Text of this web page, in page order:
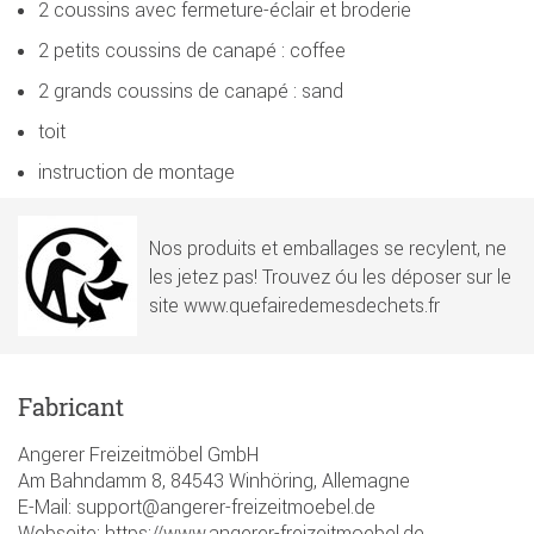
2 coussins avec fermeture-éclair et broderie
2 petits coussins de canapé : coffee
2 grands coussins de canapé : sand
toit
instruction de montage
Nos produits et emballages se recylent, ne
les jetez pas! Trouvez óu les déposer sur le
site www.quefairedemesdechets.fr
Fabricant
Angerer Freizeitmöbel GmbH
Am Bahndamm 8, 84543 Winhöring, Allemagne
E-Mail: support@angerer-freizeitmoebel.de